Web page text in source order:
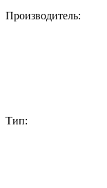
Производитель:
Тип: